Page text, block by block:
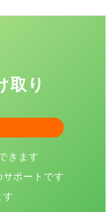
取り
きます
ポートです
す